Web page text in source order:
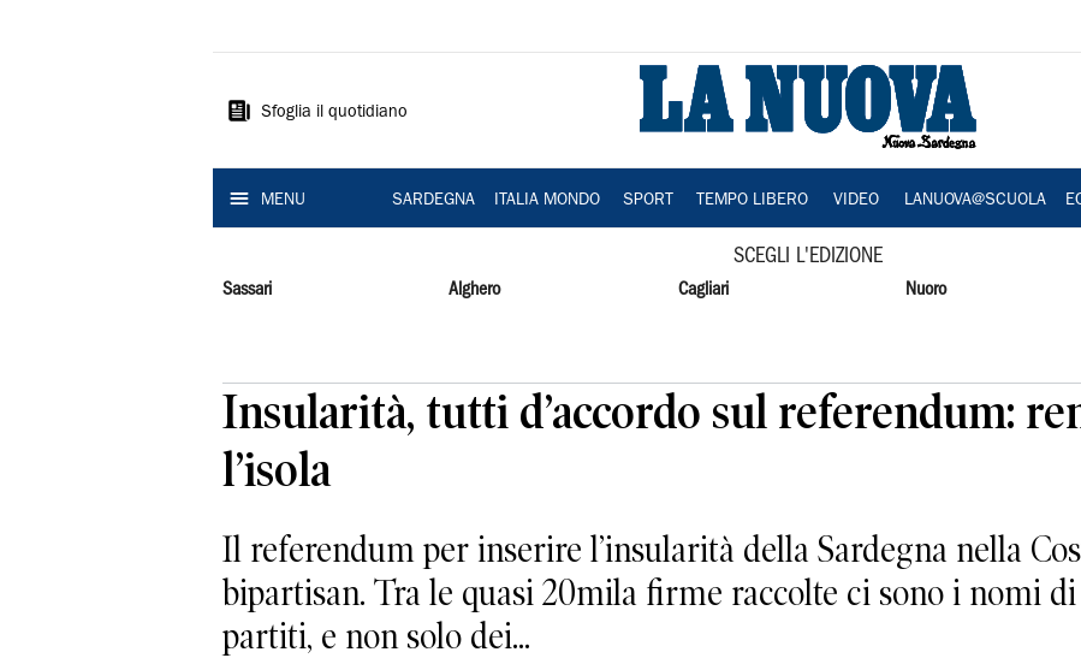
Sardegna
Sfoglia il quotidiano
MENU SARDEGNA ITALIA MONDO SPORT TEMPO LIBERO VIDEO LANUOVA@SCUOLA
SCEGLI L'EDIZIONE
Sassari Alghero Cagliari Nuoro
Insularità, tutti d’accordo sul referendum:
l’isola
Il referendum per inserire l’insularità della Sardegna nella
bipartisan. Tra le quasi 20mila firme raccolte ci sono i nomi
partiti, e non solo dei...